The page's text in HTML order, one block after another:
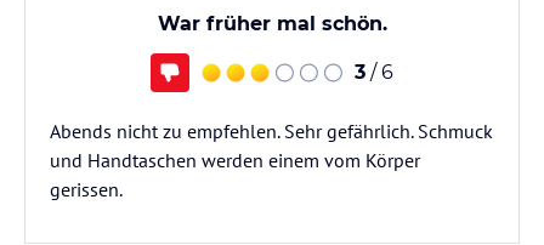
War früher mal schön.
3 / 6
Abends nicht zu empfehlen. Sehr gefährlich. Schmuck
und Handtaschen werden einem vom Körper
gerissen.